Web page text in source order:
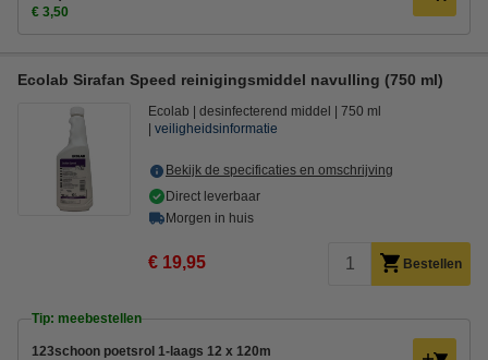
€ 3,50
Ecolab Sirafan Speed reinigingsmiddel navulling (750 ml)
Ecolab desinfecterend middel
750 ml
veiligheidsinformatie
Bekijk de specificaties en omschrijving
Direct leverbaar
Morgen in huis
€ 19,95 Bestellen
Tip: meebestellen
123schoon poetsrol 1-laags 12 x 120m